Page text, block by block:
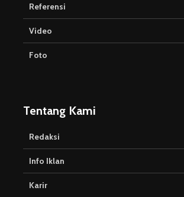
Referensi
Video
Foto
Tentang Kami
Redaksi
Info Iklan
Karir